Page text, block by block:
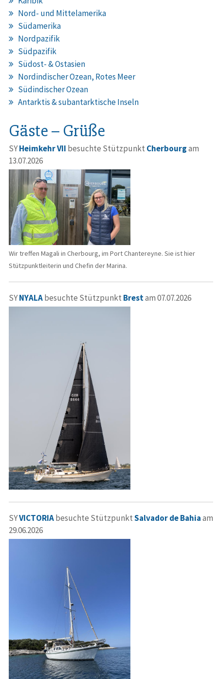
Nord- und Mittelamerika
Südamerika
Nordpazifik
Südpazifik
Südost- & Ostasien
Nordindischer Ozean, Rotes Meer
Südindischer Ozean
Antarktis & subantarktische Inseln
Gäste – Grüße
SYHeimkehr VII besuchte Stützpunkt Cherbourgam
13.07.2026
Wir treffen Magali in Cherbourg, im Port Chantereyne. Sie ist hier
Stützpunktleiterin und Chefin der Marina.
SYNYALAbesuchte Stützpunkt Brestam 07.07.2026
SYVICTORIAbesuchte StützpunktSalvador de Bahiaam
29.06.2026